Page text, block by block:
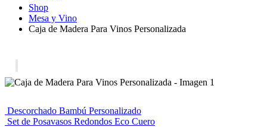
Shop
Mesa y Vino
Caja de Madera Para Vinos Personalizada
Descorchado Bambú Personalizado
Set de Posavasos Redondos Eco Cuero